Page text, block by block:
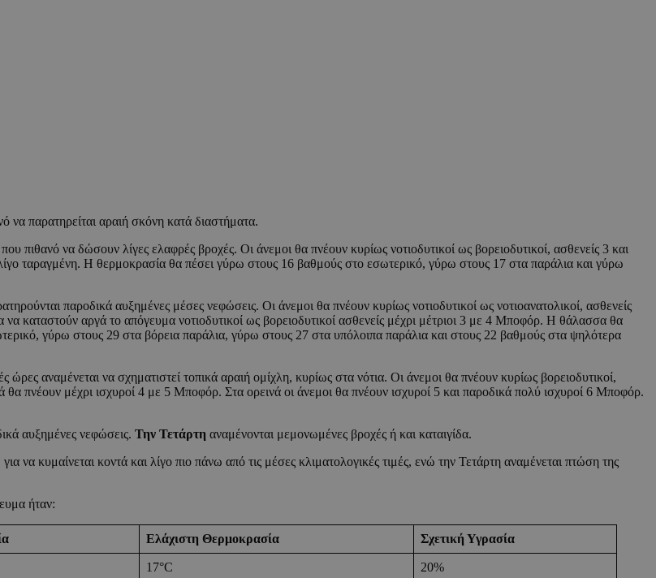
παρατηρείται αραιή σκόνη κατά διαστήματα.
πιθανό να δώσουν λίγες ελαφρές βροχές. Οι άνεμοι θα πνέουν κυρίως νοτιοδυτικοί ως βορειοδυτικοί, ασθενείς 3 και
ταραγμένη. Η θερμοκρασία θα πέσει γύρω στους 16 βαθμούς στο εσωτερικό, γύρω στους 17 στα παράλια και γύρω
παροδικά αυξημένες μέσες νεφώσεις. Οι άνεμοι θα πνέουν κυρίως νοτιοδυτικοί ως νοτιοανατολικοί, ασθενείς
καταστούν αργά το απόγευμα νοτιοδυτικοί ως βορειοδυτικοί ασθενείς μέχρι μέτριοι 3 με 4 Μποφόρ. Η θάλασσα θα
γύρω στους 29 στα βόρεια παράλια, γύρω στους 27 στα υπόλοιπα παράλια και στους 22 βαθμούς στα ψηλότερα
αναμένεται να σχηματιστεί τοπικά αραιή ομίχλη, κυρίως στα νότια. Οι άνεμοι θα πνέουν κυρίως βορειοδυτικοί,
πνέουν μέχρι ισχυροί 4 με 5 Μποφόρ. Στα ορεινά οι άνεμοι θα πνέουν ισχυροί 5 και παροδικά πολύ ισχυροί 6 Μποφόρ.
αυξημένες νεφώσεις. Την Τετάρτη αναμένονται μεμονωμένες βροχές ή και καταιγίδα.
να κυμαίνεται κοντά και λίγο πιο πάνω από τις μέσες κλιματολογικές τιμές, ενώ την Τετάρτη αναμένεται πτώση της
ήταν:
Ελάχιστη Θερμοκρασία Σχετική Υγρασία
17°C 20%